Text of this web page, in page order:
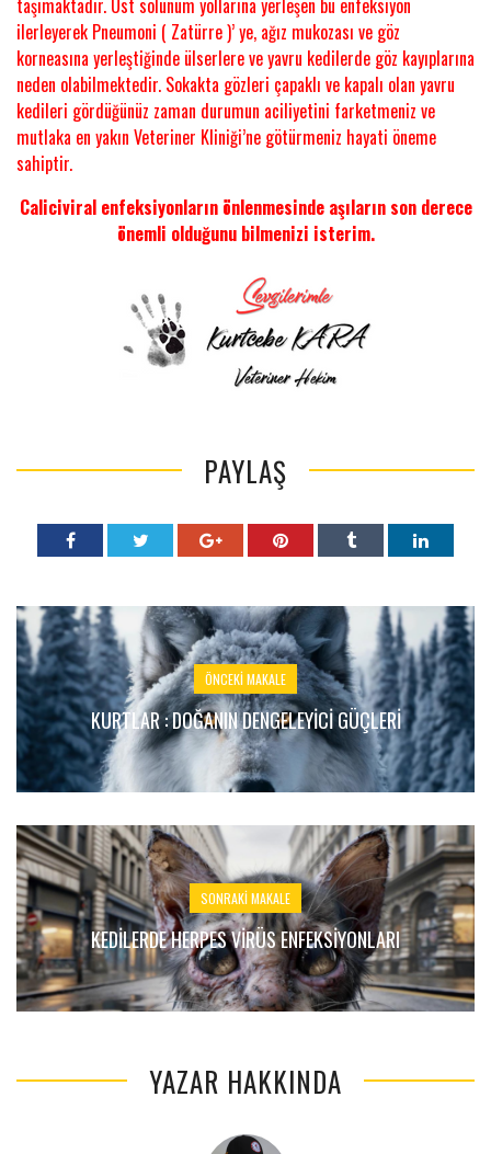
ilerleyerek Pneumoni ( Zatürre )’ ye, ağız mukozası ve göz
korneasına yerleştiğinde ülserlere ve yavru kedilerde göz kayıplarına
neden olabilmektedir. Sokakta gözleri çapaklı ve kapalı olan yavru
kedileri gördüğünüz zaman durumun aciliyetini farketmeniz ve
mutlaka en yakın Veteriner Kliniği’ne götürmeniz hayati öneme
sahiptir.
Caliciviral enfeksiyonların önlenmesinde aşıların son derece
önemli olduğunu bilmenizi isterim.
PAYLAŞ
ÖNCEKI MAKALE
KURTLAR : DOĞANIN DENGELEYICI GÜÇLERI
SONRAKI MAKALE
KEDILERDE HERPES VIRÜS ENFEKSIYONLARI
YAZAR HAKKINDA